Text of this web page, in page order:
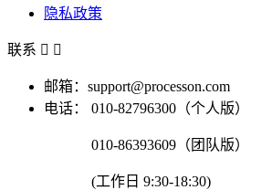
隐私政策
联系  
邮箱：support@processon.com
电话：
010-82796300（个人版）
010-86393609（团队版）
(工作日 9:30-18:30)